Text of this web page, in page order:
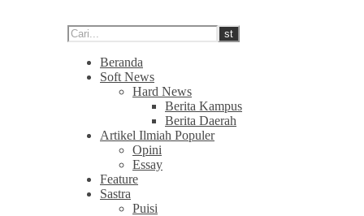
Beranda
Soft News
Hard News
Berita Kampus
Berita Daerah
Artikel Ilmiah Populer
Opini
Essay
Feature
Sastra
Puisi